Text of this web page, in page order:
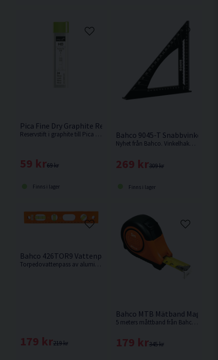
Pica Fine Dry Graphite Reservstift HB 24st
Reservstift i graphite till Pica Fine Dry.
69 kr
59 kr
Finns i lager
Bahco 9045-T Snabbvinkel
Nyhet från Bahco. Vinkelhake tillverkad i ett stycke för precision och långvarig noggrannhet.
309 kr
269 kr
Finns i lager
Bahco 426TOR9 Vattenpass Torpedo Aluminium 225mm
Torpedovattenpass av aluminium på 225mm från Bahco.
219 kr
179 kr
Bahco MTB Mätband
5 meters måttband från Bahco med metrisk skala.
345 kr
179 kr